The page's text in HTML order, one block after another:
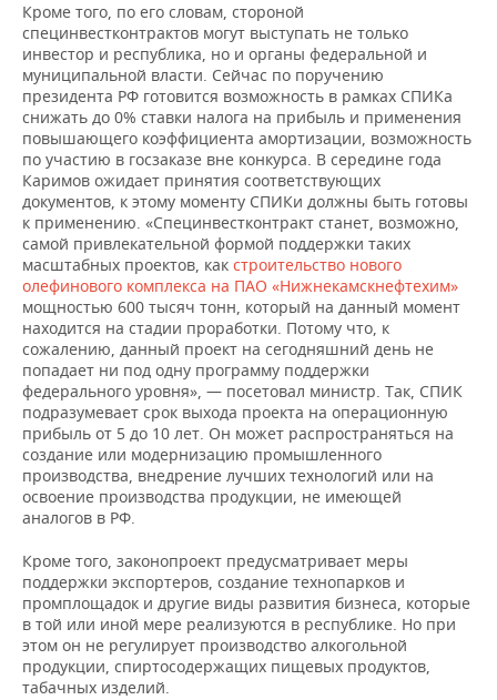
Кроме того, по его словам, стороной
специнвестконтрактов могут выступать не только
инвестор и республика, но и органы федеральной и
муниципальной власти. Сейчас по поручению
президента РФ готовится возможность в рамках СПИКа
снижать до 0% ставки налога на прибыль и применения
повышающего коэффициента амортизации, возможность
по участию в госзаказе вне конкурса. В середине года
Каримов ожидает принятия соответствующих
документов, к этому моменту СПИКи должны быть готовы
к применению. «Специнвестконтракт станет, возможно,
самой привлекательной формой поддержки таких
масштабных проектов, как строительство нового
олефинового комплекса на ПАО «Нижнекамскнефтехим»
мощностью 600 тысяч тонн, который на данный момент
находится на стадии проработки. Потому что, к
сожалению, данный проект на сегодняшний день не
попадает ни под одну программу поддержки
федерального уровня», — посетовал министр. Так, СПИК
подразумевает срок выхода проекта на операционную
прибыль от 5 до 10 лет. Он может распространяться на
создание или модернизацию промышленного
производства, внедрение лучших технологий или на
освоение производства продукции, не имеющей
аналогов в РФ.
Кроме того, законопроект предусматривает меры
поддержки экспортеров, создание технопарков и
промплощадок и другие виды развития бизнеса, которые
в той или иной мере реализуются в республике. Но при
этом он не регулирует производство алкогольной
продукции, спиртосодержащих пищевых продуктов,
табачных изделий.